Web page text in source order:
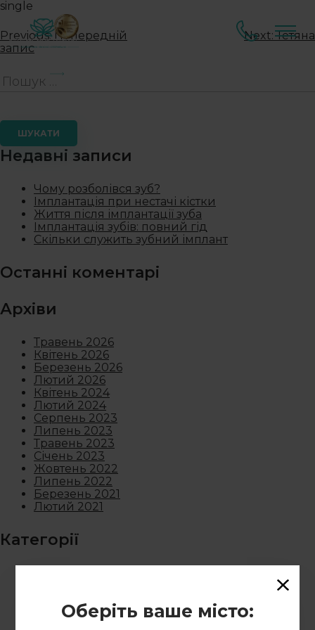
single
Previous: Попередній
запис
Next: Тетяна
Недавні записи
Чому розболівся зуб?
Імплантація при нестачі кістки
Життя після імплантації зуба
Імплантація зубів: повний гід
Скільки служить зубний імплант
Останні коментарі
Архіви
Травень 2026
Квітень 2026
Березень 2026
Лютий 2026
Квітень 2024
Лютий 2024
Серпень 2023
Липень 2023
Травень 2023
Січень 2023
Жовтень 2022
Липень 2022
Березень 2021
Лютий 2021
Категорії
Оберіть ваше місто: